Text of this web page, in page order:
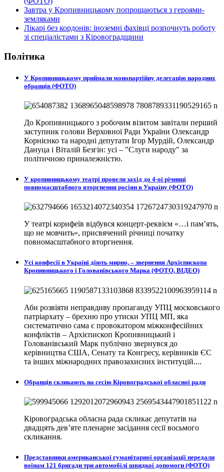
Завтра у Кропивницькому попрощаються з героями-
земляками
Лікарі без кордонів: іноземні фахівці розпочнуть роботу
зі спеціалістами з Кіровоградщини
Політика
У Кропивницькому приймали монопартійну делегацію народних
обранців (ФОТО)
До Кропивницького з робочим візитом завітали перший
заступник голови Верховної Ради України Олександр
Корнієнко та народні депутати Ігор Мурдій, Олександр
Дануца і Віталій Безгін: усі – "Слуги народу" за
політичною приналежністю.
У кропивницькому театрі провели захід до 4-ої річниці
повномасштабного вторгнення росіян в Україну (ФОТО)
У театрі корифеїв відбувся концерт-реквієм «…і пам’ять,
що не мовчить», присвячений річниці початку
повномасштабного вторгнення.
Усі конфесії в Україні діють мирно, – звернення Архієпископа
Кропивницького і Голованівського Марка (ФОТО, ВІДЕО)
Аби розвіяти неправдиву пропаганду УПЦ московського
патріархату – брехню про утиски УПЦ МП, яка
систематично сама є провокатором міжконфесійних
конфліктів – Архієпископ Кропивницький і
Голованівський Марк публічно звернувся до
керівництва США, Сенату та Конгресу, керівників ЄС
та інших міжнародних правозахисних інституцій....
Обранців скликають на сесію Кіровоградської обласної ради
Кіровоградська обласна рада скликає депутатів на
двадцять дев’яте пленарне засідання сесії восьмого
скликання.
Представники американської гуманітарної організації передали
воїнам 121 бригади три автомобілі швидкої допомоги (ФОТО)